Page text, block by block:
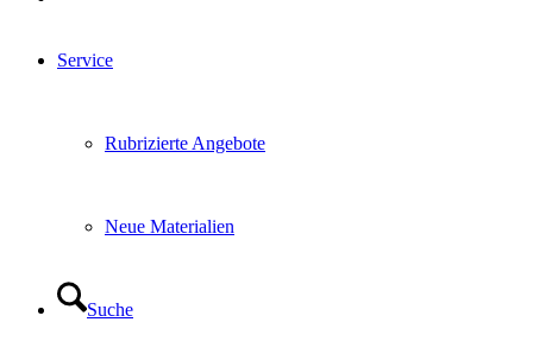
Service
Rubrizierte Angebote
Neue Materialien
Suche